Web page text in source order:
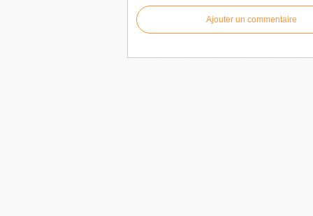
Ajouter un commentaire